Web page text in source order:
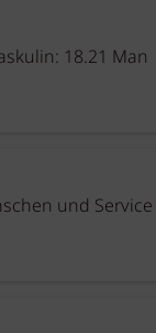
18.21 Man
und Service